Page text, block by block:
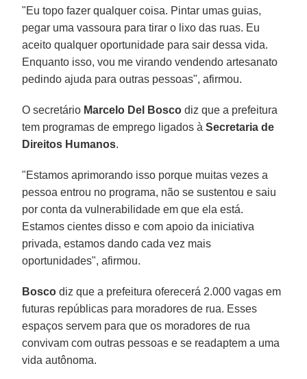
"Eu topo fazer qualquer coisa. Pintar umas guias,
pegar uma vassoura para tirar o lixo das ruas. Eu
aceito qualquer oportunidade para sair dessa vida.
Enquanto isso, vou me virando vendendo artesanato
pedindo ajuda para outras pessoas", afirmou.
O secretário Marcelo Del Bosco diz que a prefeitura
tem programas de emprego ligados àSecretaria de
Direitos Humanos.
"Estamos aprimorando isso porque muitas vezes a
pessoa entrou no programa, não se sustentou e saiu
por conta da vulnerabilidade em que ela está.
Estamos cientes disso e com apoio da iniciativa
privada, estamos dando cada vez mais
oportunidades", afirmou.
Bosco diz que a prefeitura oferecerá 2.000 vagas em
futuras repúblicas para moradores de rua. Esses
espaços servem para que os moradores de rua
convivam com outras pessoas e se readaptem a uma
vida autônoma.